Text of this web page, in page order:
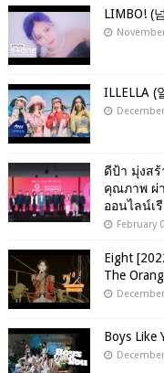
LIMBO! (
ILLELLA (
ดีป้า มุ่งสร้
คุณภาพ ผ่า
ออนไลน์เ
February
Eight
The
Boys Like